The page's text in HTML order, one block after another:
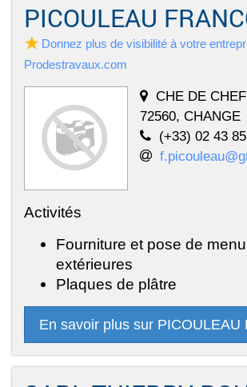
PICOULEAU
Donnez plus de visibilité à votre
Prodestravaux.com
CHE DE
72560, CHANGE
(+33) 02 43
Activités
Fourniture et pose de
extérieures
Plaques de plâtre
En savoir plus sur PICOULEAU